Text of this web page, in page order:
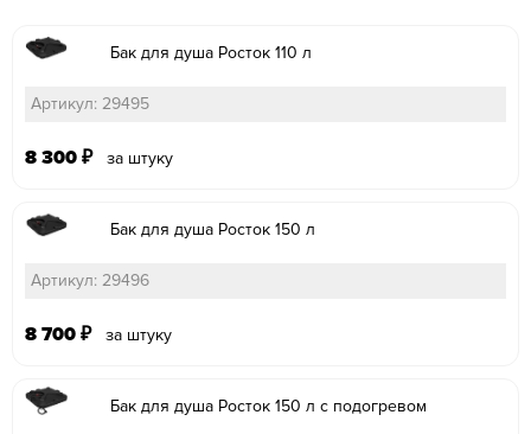
Бак для душа Росток 110 л
Артикул: 29495
8 300 ₽ за штуку
Бак для душа Росток 150 л
Артикул: 29496
8 700 ₽ за штуку
Бак для душа Росток 150 л с подогревом